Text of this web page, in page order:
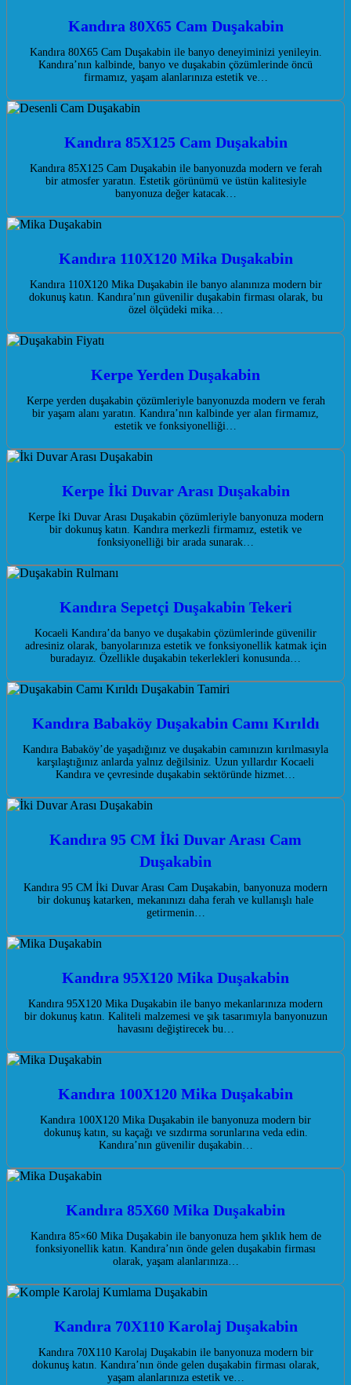
Kandıra 80X65 Cam Duşakabin
Kandıra 80X65 Cam Duşakabin ile banyo deneyiminizi yenileyin.
Kandıra’nın kalbinde, banyo ve duşakabin çözümlerinde öncü
firmamız, yaşam alanlarınıza estetik ve…
Kandıra 85X125 Cam Duşakabin
Kandıra 85X125 Cam Duşakabin ile banyonuzda modern ve ferah
bir atmosfer yaratın. Estetik görünümü ve üstün kalitesiyle
banyonuza değer katacak…
Kandıra 110X120 Mika Duşakabin
Kandıra 110X120 Mika Duşakabin ile banyo alanınıza modern bir
dokunuş katın. Kandıra’nın güvenilir duşakabin firması olarak, bu
özel ölçüdeki mika…
Kerpe Yerden Duşakabin
Kerpe yerden duşakabin çözümleriyle banyonuzda modern ve ferah
bir yaşam alanı yaratın. Kandıra’nın kalbinde yer alan firmamız,
estetik ve fonksiyonelliği…
Kerpe İki Duvar Arası Duşakabin
Kerpe İki Duvar Arası Duşakabin çözümleriyle banyonuza modern
bir dokunuş katın. Kandıra merkezli firmamız, estetik ve
fonksiyonelliği bir arada sunarak…
Kandıra Sepetçi Duşakabin Tekeri
Kocaeli Kandıra’da banyo ve duşakabin çözümlerinde güvenilir
adresiniz olarak, banyolarınıza estetik ve fonksiyonellik katmak için
buradayız. Özellikle duşakabin tekerlekleri konusunda…
Kandıra Babaköy Duşakabin Camı Kırıldı
Kandıra Babaköy’de yaşadığınız ve duşakabin camınızın kırılmasıyla
karşılaştığınız anlarda yalnız değilsiniz. Uzun yıllardır Kocaeli
Kandıra ve çevresinde duşakabin sektöründe hizmet…
Kandıra 95 CM İki Duvar Arası Cam
Duşakabin
Kandıra 95 CM İki Duvar Arası Cam Duşakabin, banyonuza modern
bir dokunuş katarken, mekanınızı daha ferah ve kullanışlı hale
getirmenin…
Kandıra 95X120 Mika Duşakabin
Kandıra 95X120 Mika Duşakabin ile banyo mekanlarınıza modern
bir dokunuş katın. Kaliteli malzemesi ve şık tasarımıyla banyonuzun
havasını değiştirecek bu…
Kandıra 100X120 Mika Duşakabin
Kandıra 100X120 Mika Duşakabin ile banyonuza modern bir
dokunuş katın, su kaçağı ve sızdırma sorunlarına veda edin.
Kandıra’nın güvenilir duşakabin…
Kandıra 85X60 Mika Duşakabin
Kandıra 85×60 Mika Duşakabin ile banyonuza hem şıklık hem de
fonksiyonellik katın. Kandıra’nın önde gelen duşakabin firması
olarak, yaşam alanlarınıza…
Kandıra 70X110 Karolaj Duşakabin
Kandıra 70X110 Karolaj Duşakabin ile banyonuza modern bir
dokunuş katın. Kandıra’nın önde gelen duşakabin firması olarak,
yaşam alanlarınıza estetik ve…